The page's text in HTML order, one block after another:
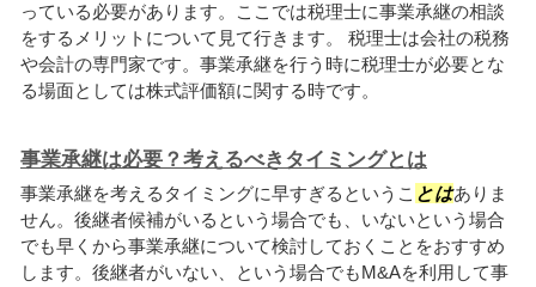
っている必要があります。ここでは税理士に事業承継の相談
をするメリットについて見て行きます。 税理士は会社の税務
や会計の専門家です。事業承継を行う時に税理士が必要とな
る場面としては株式評価額に関する時です。
事業承継は必要？考えるべきタイミングとは
事業承継を考えるタイミングに早すぎるというこ とはありま
せん。後継者候補がいるという場合でも、いないという場合
でも早くから事業承継について検討しておくことをおすすめ
します。後継者がいない、という場合でもM&Aを利用して事